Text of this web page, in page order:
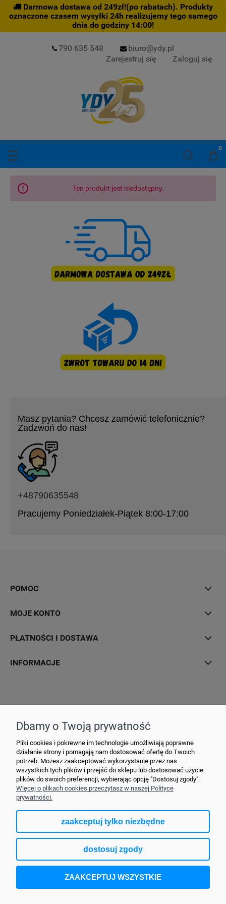
Darmowa dostawa od 249zł!(po rabatach). Produkty
oznaczone czasem wysyłki 24h realizujemy tego samego
dnia do godziny 14:00!
790 635 548
biuro@ydy.pl
Zarejestruj się
Zaloguj się
Ten produkt jest niedostępny.
Masz pytania? Chcesz zamówić telefonicznie?
Zadzwoń do nas!
+48790635548
Pracujemy Poniedziałek-Piątek 8:00-17:00
POMOC
MOJE KONTO
PŁATNOŚCI I DOSTAWA
INFORMACJE
+48790635548• MAIL: ydypl
Sklep internetowy Shoper.pl
Dbamy o Twoją prywatność
Pliki cookies i pokrewne im technologie umożliwiają poprawne
działanie strony i pomagają nam dostosować ofertę do Twoich
potrzeb. Możesz zaakceptować wykorzystanie przez nas
wszystkich tych plików i przejść do sklepu lub dostosować użycie
plików do swoich preferencji, wybierając opcję "Dostosuj zgody".
Więcej o plikach cookies przeczytasz w naszej Polityce
prywatności.
zaakceptuj tylko niezbędne
dostosuj zgody
ZAAKCEPTUJ WSZYSTKIE